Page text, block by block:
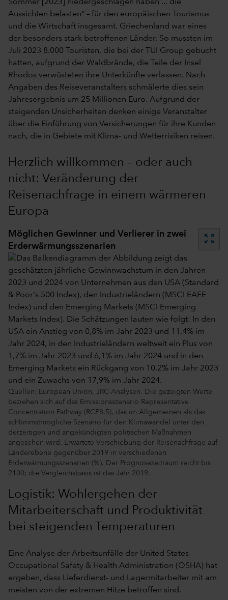
Sommer [2023] niedergeschlagen haben ... die
Aussichten belasten“ – für den europäischen Tourismus
und die Wirtschaft insgesamt. Griechenland war eines
der besonders stark betroffenen Länder. So mussten im
Juli 2023 8.000 Touristen, die bei der TUI Group gebucht
hatten, aufgrund der Waldbrände, die Teile der Insel
Rhodos verwüsteten ihre Unterkünfte verlassen. Nach
Angaben des Reiseveranstalters schmälerte dies sein
Jahresergebnis um 25 Millionen Euro. Aufgrund der
steigenden Unsicherheiten denken einige Veranstalter
über die Einführung von Versicherungen für ihre Kunden
nach, die in Gebiete mit Klima- und Wetterrisiken reisen.
Herzlich willkommen – oder auch
nicht: Veränderung der
Reisenachfrage in einem wärmeren
Europa
Möglichen Gewinner und Verlierer in zwei
Erderwärmungsszenarien
zoom_out_map
Quellen: European Union, JRC-Analysen. Die gezeigten Werte
beziehen sich auf das Emissionsszenario Representative
Concentration Pathway (RCP8.5), das im Allgemeinen als das
schlimmstmögliche Szenario für den Klimawandel unter den
derzeitigen und angekündigten politischen Maßnahmen
angesehen wird. Erwartete Verschiebung der Reisenachfrage auf
Länderebene gegenüber 2019 in verschiedenen
Erderwärmungsszenarien (%). Der Prognosezeitraum reicht bis
2100; die Vergleichsbasis ist das Jahr 2019.
Logistik: Wohlergehen der
Mitarbeiterschaft und Produktivität
bei steigenden Temperaturen
Eine Analyse der Arbeitsunfälle der United States
Occupational Safety & Health Administration (OSHA) hat
ergeben, dass Lieferdienst- und Lagermitarbeiter mit am
meisten von der extremen Hitze betroffen sind.